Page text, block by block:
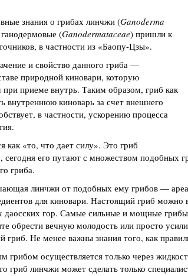
знания о грибах линчжи (Ganoderma
(Ganodermataceae) пришли к
в частности из «Баопу-Цзы».
и свойство данного гриба —
природной киновари, которую
при приеме внутрь. Таким образом, гриб как
внутреннюю киноварь за счет внешнего
в частности, ускорению процесса
как «то, что дает силу». Это гриб
сегодня его путают с множеством подобных
гриба.
линчжи от подобных ему грибов —
для киновари. Настоящий гриб можно
даосских гор. Самые сильные и мощные
обрести вечную молодость или просто
гриб. Не менее важны знания того, как
грибом осуществляется только через
гриб линчжи может сделать только